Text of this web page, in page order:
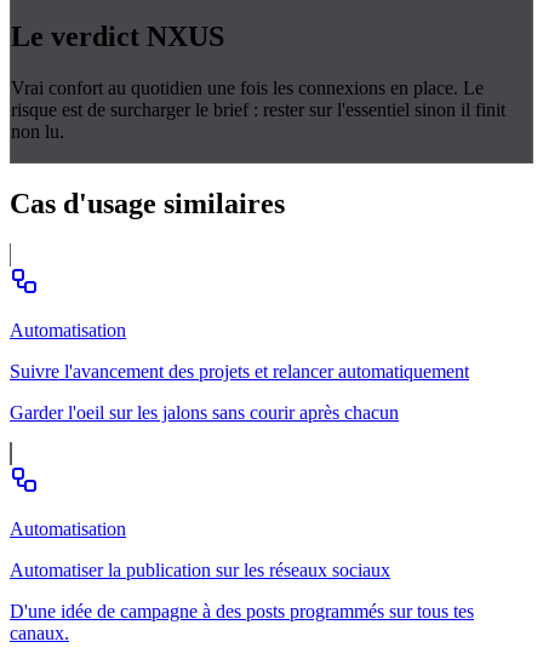
Le verdict NXUS
Vrai confort au quotidien une fois les connexions en place. Le
risque est de surcharger le brief : rester sur l'essentiel sinon il finit
non lu.
Cas d'usage similaires
Automatisation
Suivre l'avancement des projets et relancer automatiquement
Garder l'oeil sur les jalons sans courir après chacun
Automatisation
Automatiser la publication sur les réseaux sociaux
D'une idée de campagne à des posts programmés sur tous tes
canaux.